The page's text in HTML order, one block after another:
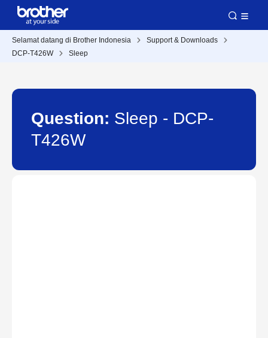
Selamat datang di Brother Indonesia
Support & Downloads
DCP-T426W
Sleep
Question: Sleep - DCP-
T426W